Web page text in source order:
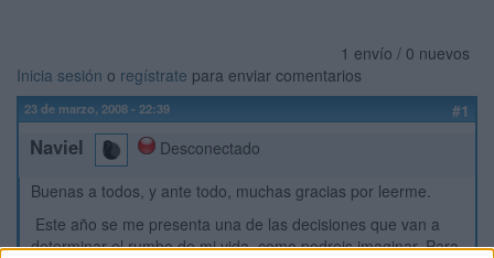
1 envío / 0 nuevos
Inicia sesión o regístrate para enviar comentarios
23 de marzo, 2008 - 22:39 #1
Naviel
Desconectado
Buenas a todos, y ante todo, muchas gracias por leerme.
Este año se me presenta una de las decisiones que van a
determinar el rumbo de mi vida, como podreis imaginar. Para